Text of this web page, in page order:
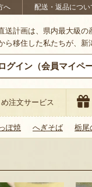
へ 配送・返品につい
送計画は、県内最大級の
ら移住した私たちが、新
グイン（会員マイペー
注文サービス
ぽ焼 へぎそば 栃尾